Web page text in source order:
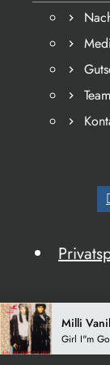
Team
Milli
Girl I"m